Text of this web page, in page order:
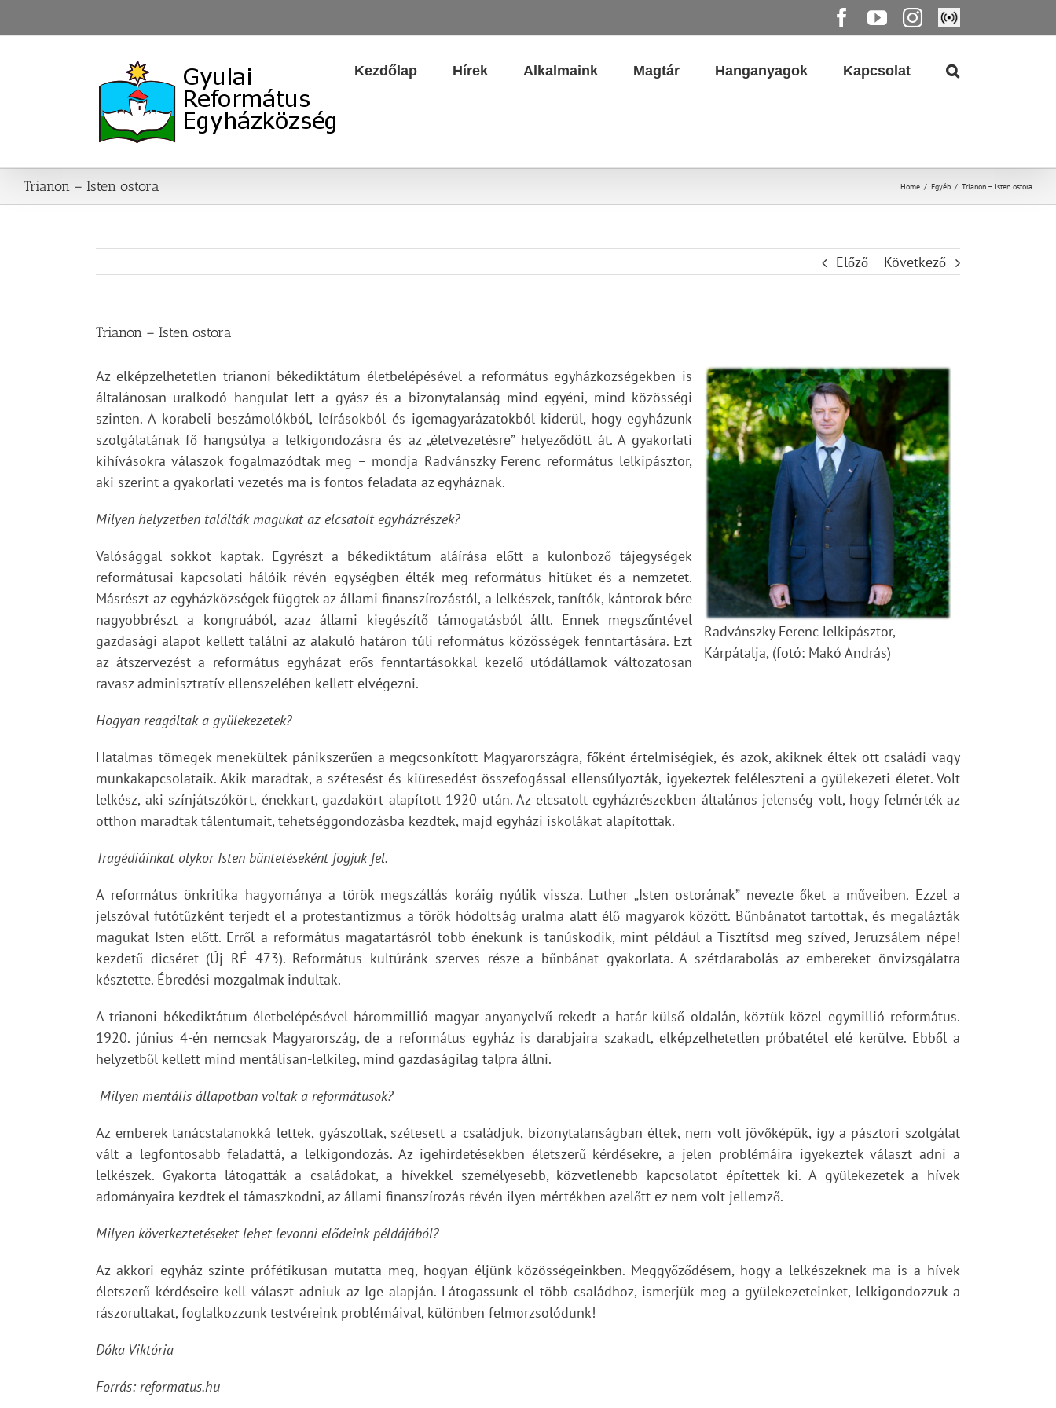
to
Facebook
YouTube
Instagram
Élő
közvetítés
Kezdőlap Hírek Alkalmaink Magtár Hanganyagok Kapcsolat
Trianon – Isten ostora Home / Egyéb / Trianon – Isten ostora
Előző Következő
Trianon – Isten ostora
Radvánszky Ferenc lelkipásztor,
Kárpátalja, (fotó: Makó András)
Az elképzelhetetlen trianoni békediktátum életbelépésével a református egyházközségekben is
általánosan uralkodó hangulat lett a gyász és a bizonytalanság mind egyéni, mind közösségi
szinten. A korabeli beszámolókból, leírásokból és igemagyarázatokból kiderül, hogy egyházunk
szolgálatának fő hangsúlya a lelkigondozásra és az „életvezetésre” helyeződött át. A gyakorlati
kihívásokra válaszok fogalmazódtak meg – mondja Radvánszky Ferenc református lelkipásztor,
aki szerint a gyakorlati vezetés ma is fontos feladata az egyháznak.
Milyen helyzetben találták magukat az elcsatolt egyházrészek?
Valósággal sokkot kaptak. Egyrészt a békediktátum aláírása előtt a különböző tájegységek
reformátusai kapcsolati hálóik révén egységben élték meg református hitüket és a nemzetet.
Másrészt az egyházközségek függtek az állami finanszírozástól, a lelkészek, tanítók, kántorok bére
nagyobbrészt a kongruából, azaz állami kiegészítő támogatásból állt. Ennek megszűntével
gazdasági alapot kellett találni az alakuló határon túli református közösségek fenntartására. Ezt
az átszervezést a református egyházat erős fenntartásokkal kezelő utódállamok változatosan
ravasz adminisztratív ellenszelében kellett elvégezni.
Hogyan reagáltak a gyülekezetek?
Hatalmas tömegek menekültek pánikszerűen a megcsonkított Magyarországra, főként értelmiségiek, és azok, akiknek éltek ott családi vagy
munkakapcsolataik. Akik maradtak, a szétesést és kiüresedést összefogással ellensúlyozták, igyekeztek feléleszteni a gyülekezeti életet. Volt
lelkész, aki színjátszókört, énekkart, gazdakört alapított 1920 után. Az elcsatolt egyházrészekben általános jelenség volt, hogy felmérték az
otthon maradtak tálentumait, tehetséggondozásba kezdtek, majd egyházi iskolákat alapítottak.
Tragédiáinkat olykor Isten büntetéseként fogjuk fel.
A református önkritika hagyománya a török megszállás koráig nyúlik vissza. Luther „Isten ostorának” nevezte őket a műveiben. Ezzel a
jelszóval futótűzként terjedt el a protestantizmus a török hódoltság uralma alatt élő magyarok között. Bűnbánatot tartottak, és megalázták
magukat Isten előtt. Erről a református magatartásról több énekünk is tanúskodik, mint például a Tisztítsd meg szíved, Jeruzsálem népe!
kezdetű dicséret (Új RÉ 473). Református kultúránk szerves része a bűnbánat gyakorlata. A szétdarabolás az embereket önvizsgálatra
késztette. Ébredési mozgalmak indultak.
A trianoni békediktátum életbelépésével hárommillió magyar anyanyelvű rekedt a határ külső oldalán, köztük közel egymillió református.
1920. június 4-én nemcsak Magyarország, de a református egyház is darabjaira szakadt, elképzelhetetlen próbatétel elé kerülve. Ebből a
helyzetből kellett mind mentálisan-lelkileg, mind gazdaságilag talpra állni.
Milyen mentális állapotban voltak a reformátusok?
Az emberek tanácstalanokká lettek, gyászoltak, szétesett a családjuk, bizonytalanságban éltek, nem volt jövőképük, így a pásztori szolgálat
vált a legfontosabb feladattá, a lelkigondozás. Az igehirdetésekben életszerű kérdésekre, a jelen problémáira igyekeztek választ adni a
lelkészek. Gyakorta látogatták a családokat, a hívekkel személyesebb, közvetlenebb kapcsolatot építettek ki. A gyülekezetek a hívek
adományaira kezdtek el támaszkodni, az állami finanszírozás révén ilyen mértékben azelőtt ez nem volt jellemző.
Milyen következtetéseket lehet levonni elődeink példájából?
Az akkori egyház szinte prófétikusan mutatta meg, hogyan éljünk közösségeinkben. Meggyőződésem, hogy a lelkészeknek ma is a hívek
életszerű kérdéseire kell választ adniuk az Ige alapján. Látogassunk el több családhoz, ismerjük meg a gyülekezeteinket, lelkigondozzuk a
rászorultakat, foglalkozzunk testvéreink problémáival, különben felmorzsolódunk!
Dóka Viktória
Forrás: reformatus.hu